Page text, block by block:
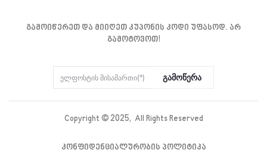
Გამოიწერეთ Და Მიიღეთ Კუპონის Კოდი Უფასოდ. Არ
Გამოტოვოთ!
Გამოწერა
Copyright © 2025, All Rights Reserved
Კონფიდენციალურობის Პოლიტიკა